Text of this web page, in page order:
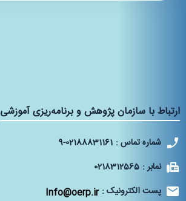
ارتباط با سازمان پژوهش و برنامه‌ریزی آموزشی
شماره تماس : 9-02188831161
نمابر : 0218312565
پست الکترونیک : Info@oerp.ir